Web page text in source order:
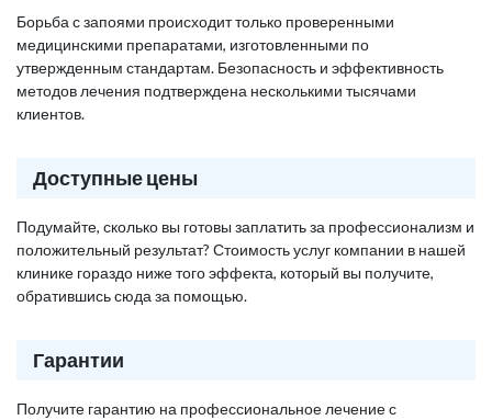
Борьба с запоями происходит только проверенными
медицинскими препаратами, изготовленными по
утвержденным стандартам. Безопасность и эффективность
методов лечения подтверждена несколькими тысячами
клиентов.
Доступные цены
Подумайте, сколько вы готовы заплатить за профессионализм и
положительный результат? Стоимость услуг компании в нашей
клинике гораздо ниже того эффекта, который вы получите,
обратившись сюда за помощью.
Гарантии
Получите гарантию на профессиональное лечение с